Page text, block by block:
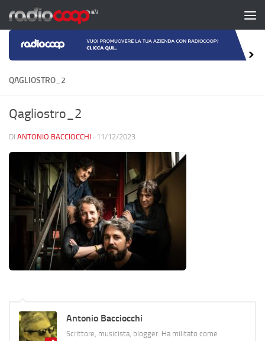
Salta al contenuto
QAGLIOSTRO_2
Qagliostro_2
DI ANTONIO BACCIOCCHI · 11/12/2023
Antonio Bacciocchi
Scrittore, musicista, blogger. Ha militato come